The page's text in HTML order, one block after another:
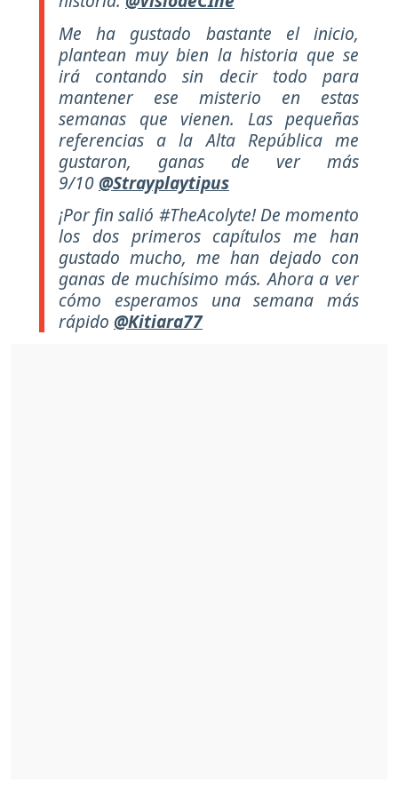
Me ha gustado bastante el inicio,
plantean muy bien la historia que se
irá contando sin decir todo para
mantener ese misterio en estas
semanas que vienen. Las pequeñas
referencias a la Alta República me
gustaron, ganas de ver más
9/10 @Strayplaytipus
¡Por fin salió #TheAcolyte! De momento
los dos primeros capítulos me han
gustado mucho, me han dejado con
ganas de muchísimo más. Ahora a ver
cómo esperamos una semana más
rápido @Kitiara77